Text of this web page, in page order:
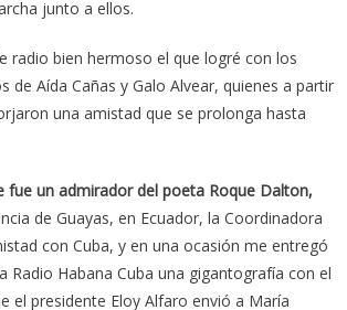
junto a ellos.
radio bien hermoso el que logré con los
de Aída Cañas y Galo Alvear, quienes a partir
una amistad que se prolonga hasta
fue un admirador del poeta Roque Dalton,
de Guayas, en Ecuador, la Coordinadora
con Cuba, y en una ocasión me entregó
Radio Habana Cuba una gigantografía con el
el presidente Eloy Alfaro envió a María